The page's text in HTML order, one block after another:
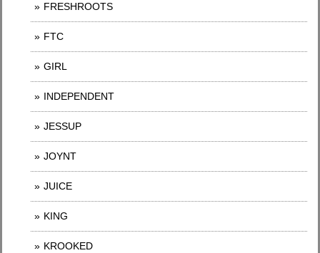
FRESHROOTS
FTC
GIRL
INDEPENDENT
JESSUP
JOYNT
JUICE
KING
KROOKED